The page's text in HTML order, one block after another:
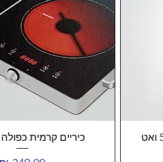
כיריים קרמית כפולה 3400 ואט